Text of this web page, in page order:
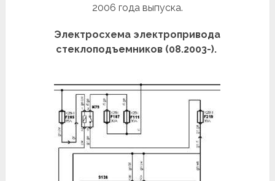
2006 года выпуска.
Электросхема электропривода
стеклоподъемников (08.2003-).